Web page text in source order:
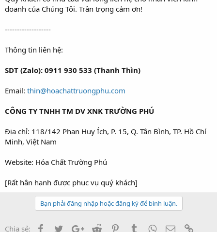
doanh của Chúng Tôi. Trân trọng cảm ơn!
-------------------
Thông tin liên hệ:
SDT (Zalo): 0911 930 533 (Thanh Thìn)
Email: thin@hoachattruongphu.com
CÔNG TY TNHH TM DV XNK TRƯỜNG PHÚ
Địa chỉ: 118/142 Phan Huy Ích, P. 15, Q. Tân Bình, TP. Hồ Chí
Minh, Việt Nam
Website: Hóa Chất Trường Phú
[Rất hân hạnh được phục vụ quý khách]
Bạn phải đăng nhập hoặc đăng ký để bình luận.
Chia sẻ: FacebookTwitterGoogle+
Reddit PinterestTumblrWhatsApp
Email